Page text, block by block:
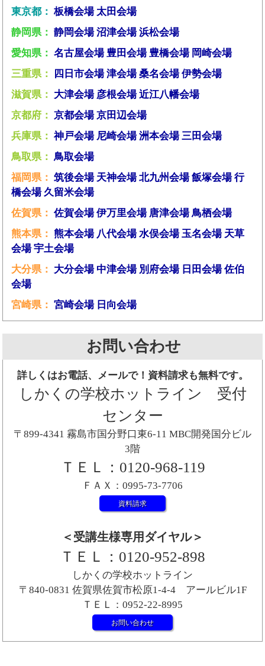
東京都： 板橋会場 太田会場
静岡県： 静岡会場 沼津会場 浜松会場
愛知県： 名古屋会場 豊田会場 豊橋会場 岡崎会場
三重県：
四日市会場 津会場 桑名会場 伊勢会場
滋賀県： 大津会場 彦根会場 近江八幡会場
京都府： 京都会場 京田辺会場
兵庫県： 神戸会場 尼崎会場 洲本会場 三田会場
鳥取県： 鳥取会場
福岡県： 筑後会場 天神会場 北九州会場 飯塚会場 行
橋会場 久留米会場
佐賀県： 佐賀会場 伊万里会場 唐津会場 鳥栖会場
熊本県： 熊本会場 八代会場 水俣会場 玉名会場 天草
会場 宇土会場
大分県： 大分会場 中津会場 別府会場 日田会場 佐伯
会場
宮崎県： 宮崎会場 日向会場
お問い合わせ
詳しくはお電話、メールで！資料請求も無料です。
しかくの学校ホットライン 受付
センター
〒899-4341 霧島市国分野口東6-11 MBC開発国分ビル
3階
ＴＥＬ：0120-968-119
ＦＡＸ：0995-73-7706
資料請求
＜受講生様専用ダイヤル＞
ＴＥＬ：0120-952-898
しかくの学校ホットライン
〒840-0831 佐賀県佐賀市松原1-4-4 アールビル1F
ＴＥＬ：0952-22-8995
お問い合わせ